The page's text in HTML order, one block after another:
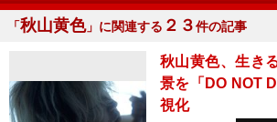
「秋山黄色」に関連する ２３件の記事
秋山黄色、生き
景を「DO NOT
視化